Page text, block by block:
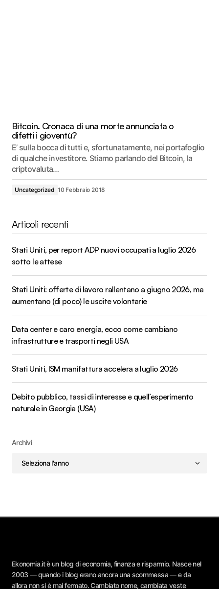
Bitcoin. Cronaca di una morte annunciata o
difetti i gioventù?
E’ sulla bocca di tutti e, sfortunatamente, nei portafoglio
di qualche investitore. Stiamo parlando del Bitcoin, la
criptovaluta…
Uncategorized 10 Febbraio 2018
Articoli recenti
Stati Uniti, per report ADP nuovi occupati a luglio 2026
sotto le attese
Stati Uniti: offerte di lavoro rallentano a giugno 2026, ma
aumentano (di poco) le uscite volontarie
Data center e caro energia, ecco come cambiano
infrastrutture e trasporti negli USA
Stati Uniti, ISM manifattura accelera a luglio 2026
Debito pubblico, tassi di interesse e quell’esperimento
naturale in Georgia (USA)
Archivi
Ekonomia.it è un blog di economia, finanza e risparmio. Nasce nel
2003 — quando i blog erano ancora una scommessa — e da
allora non si è mai fermato. Cambiato nome, cambiata veste